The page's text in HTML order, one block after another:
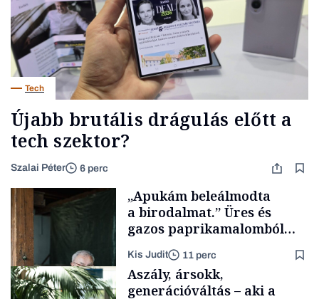
Tech
Újabb brutális drágulás előtt a
tech szektor?
Szalai Péter 6 perc
„Apukám beleálmodta
a birodalmat.” Üres és
gazos paprikamalomból
lett az igazi családi
fűszersztori
Kis Judit 11 perc
Aszály, ársokk,
generációváltás – aki a